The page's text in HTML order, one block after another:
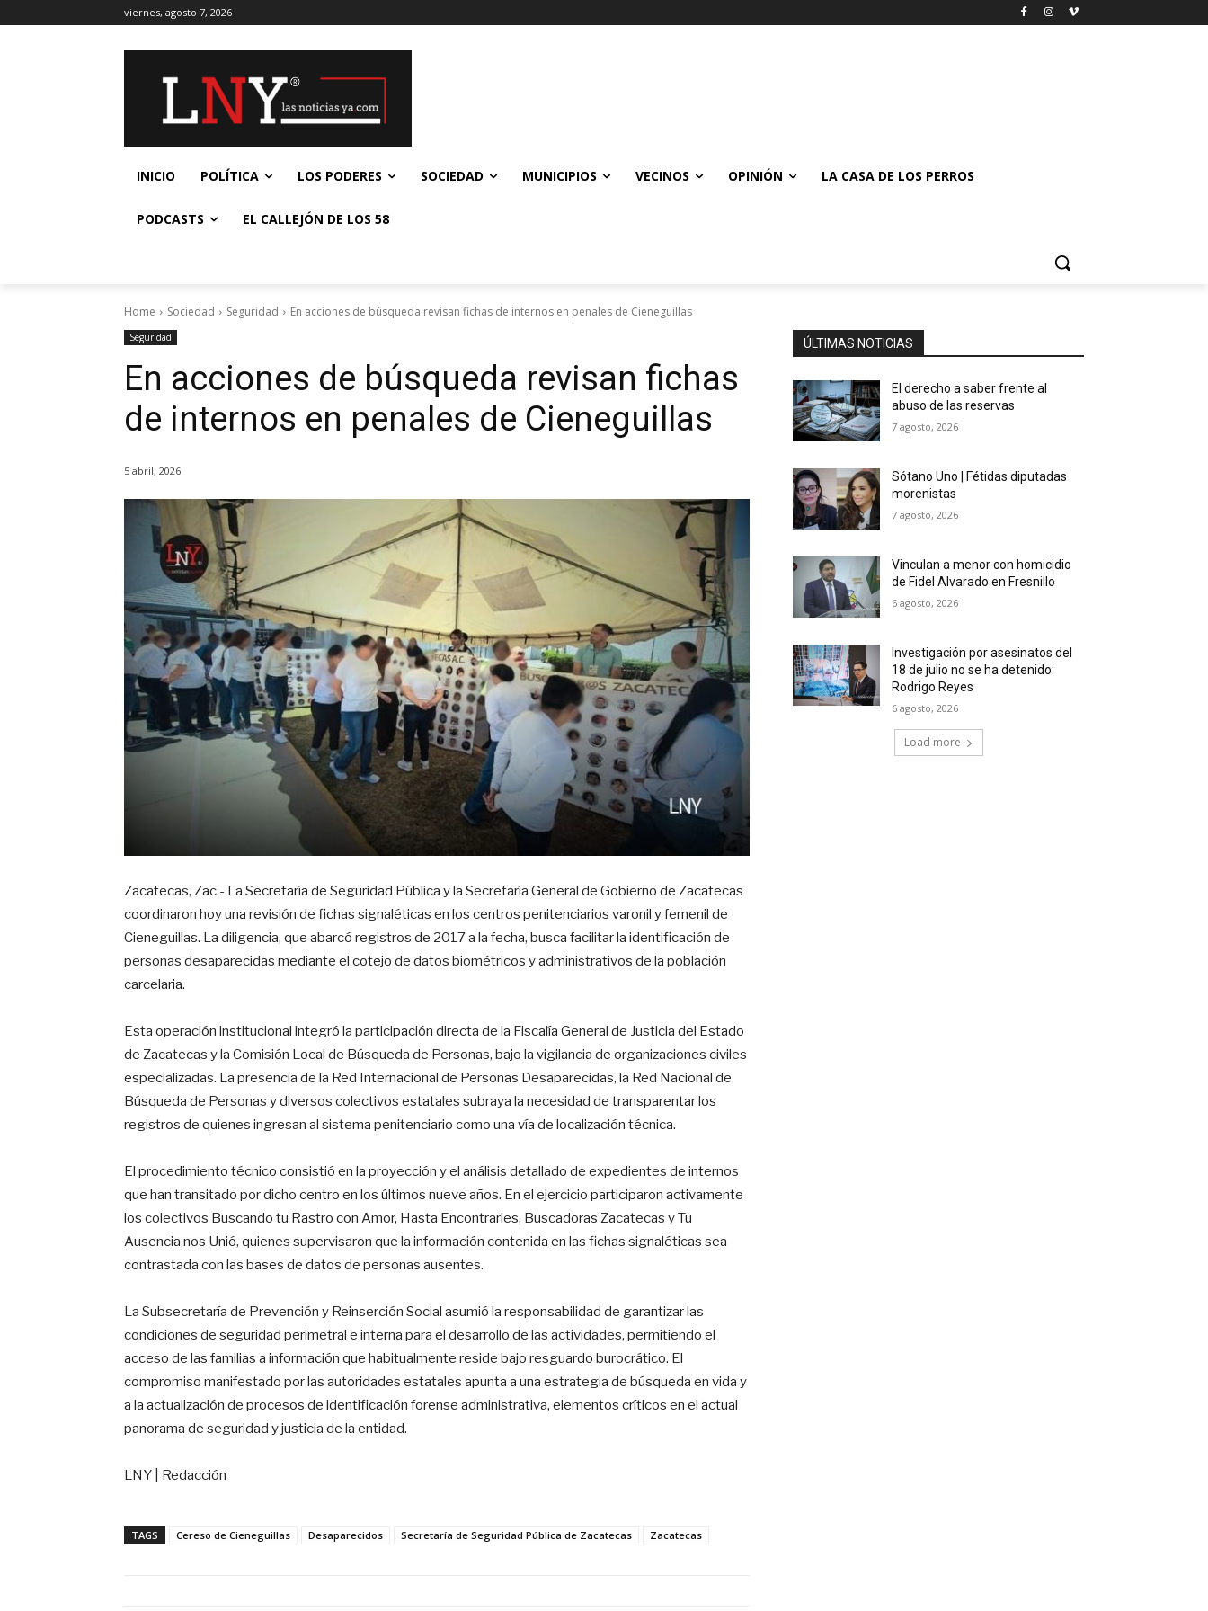
viernes, agosto 7, 2026
INICIO POLÍTICA LOS PODERES SOCIEDAD MUNICIPIOS VECINOS OPINIÓN LA CASA DE LOS PERROS
PODCASTS EL CALLEJÓN DE LOS 58
Home Sociedad Seguridad En acciones de búsqueda revisan fichas de internos en penales de Cieneguillas
Seguridad
En acciones de búsqueda revisan fichas
de internos en penales de Cieneguillas
5 abril, 2026
Zacatecas, Zac.- La Secretaría de Seguridad Pública y la Secretaría General de Gobierno de Zacatecas
coordinaron hoy una revisión de fichas signaléticas en los centros penitenciarios varonil y femenil de
Cieneguillas. La diligencia, que abarcó registros de 2017 a la fecha, busca facilitar la identificación de
personas desaparecidas mediante el cotejo de datos biométricos y administrativos de la población
carcelaria.
Esta operación institucional integró la participación directa de la Fiscalía General de Justicia del Estado
de Zacatecas y la Comisión Local de Búsqueda de Personas, bajo la vigilancia de organizaciones civiles
especializadas. La presencia de la Red Internacional de Personas Desaparecidas, la Red Nacional de
Búsqueda de Personas y diversos colectivos estatales subraya la necesidad de transparentar los
registros de quienes ingresan al sistema penitenciario como una vía de localización técnica.
El procedimiento técnico consistió en la proyección y el análisis detallado de expedientes de internos
que han transitado por dicho centro en los últimos nueve años. En el ejercicio participaron activamente
los colectivos Buscando tu Rastro con Amor, Hasta Encontrarles, Buscadoras Zacatecas y Tu
Ausencia nos Unió, quienes supervisaron que la información contenida en las fichas signaléticas sea
contrastada con las bases de datos de personas ausentes.
La Subsecretaría de Prevención y Reinserción Social asumió la responsabilidad de garantizar las
condiciones de seguridad perimetral e interna para el desarrollo de las actividades, permitiendo el
acceso de las familias a información que habitualmente reside bajo resguardo burocrático. El
compromiso manifestado por las autoridades estatales apunta a una estrategia de búsqueda en vida y
a la actualización de procesos de identificación forense administrativa, elementos críticos en el actual
panorama de seguridad y justicia de la entidad.
LNY | Redacción
TAGS Cereso de Cieneguillas Desaparecidos Secretaría de Seguridad Pública de Zacatecas Zacatecas
ÚLTIMAS NOTICIAS
El derecho a saber frente al
abuso de las reservas
7 agosto, 2026
Sótano Uno | Fétidas diputadas
morenistas
7 agosto, 2026
Vinculan a menor con homicidio
de Fidel Alvarado en Fresnillo
6 agosto, 2026
Investigación por asesinatos del
18 de julio no se ha detenido:
Rodrigo Reyes
6 agosto, 2026
Load more